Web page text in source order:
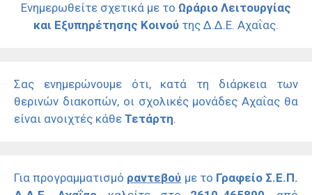
Ενημερωθείτε σχετικά με το Ωράριο Λειτουργίας
και Εξυπηρέτησης Κοινού της Δ.Δ.Ε. Αχαΐας.
Σας ενημερώνουμε ότι, κατά τη διάρκεια των
θερινών διακοπών, οι σχολικές μονάδες Αχαΐας θα
είναι ανοιχτές κάθε Τετάρτη.
Για προγραμματισμό ραντεβού με το Γραφείο Σ.Ε.Π.